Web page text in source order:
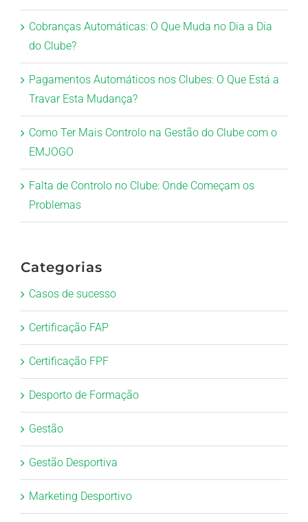
Cobranças Automáticas: O Que Muda no Dia a Dia
do Clube?
Pagamentos Automáticos nos Clubes: O Que Está a
Travar Esta Mudança?
Como Ter Mais Controlo na Gestão do Clube com o
EMJOGO
Falta de Controlo no Clube: Onde Começam os
Problemas
Categorias
Casos de sucesso
Certificação FAP
Certificação FPF
Desporto de Formação
Gestão
Gestão Desportiva
Marketing Desportivo